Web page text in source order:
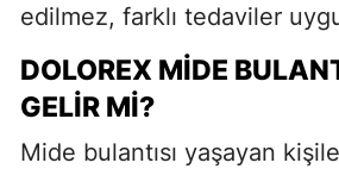
edilmez, farklı tedaviler
DOLOREX MIDE
GELIR MI?
Mide bulantısı yaşayan